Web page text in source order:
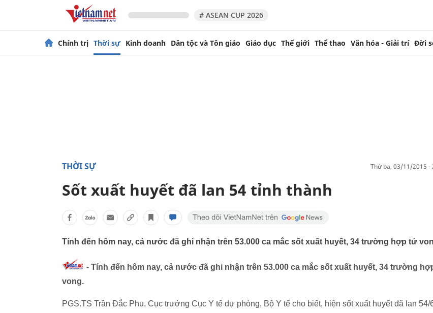
# ASEAN CUP 2026
Chính trị Thời sự Kinh doanh Dân tộc và Tôn giáo Giáo dục Thế giới Thể thao Văn hóa - Giải trí Đời
THỜI SỰ thứ ba, 03/11/2015 -
Sốt xuất huyết đã lan 54 tỉnh thành
Tính đến hôm nay, cả nước đã ghi nhận trên 53.000 ca mắc sốt xuất huyết, 34 trường hợp tử
- Tính đến hôm nay, cả nước đã ghi nhận trên 53.000 ca mắc sốt xuất huyết, 34 trường
vong.
PGS.TS Trần Đắc Phu, Cục trưởng Cục Y tế dự phòng, Bộ Y tế cho biết, hiện sốt xuất huyết đã lan 54/